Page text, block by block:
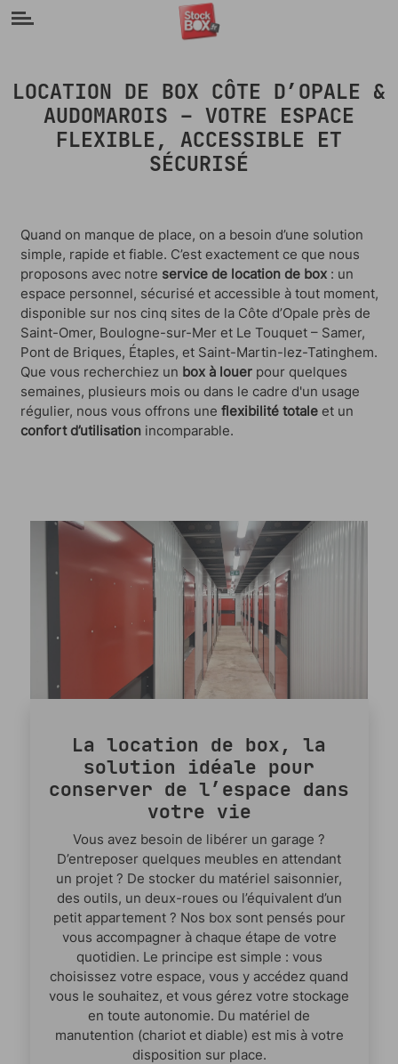
Panneau de gestion des cookies
LOCATION DE BOX CÔTE D’OPALE &
AUDOMAROIS – VOTRE ESPACE
FLEXIBLE, ACCESSIBLE ET
SÉCURISÉ
Quand on manque de place, on a besoin d’une solution
simple, rapide et fiable. C’est exactement ce que nous
proposons avec notre service de location de box: un
espace personnel, sécurisé et accessible à tout moment,
disponible sur nos cinq sites de la Côte d’Opale près de
Saint-Omer, Boulogne-sur-Mer et Le Touquet – Samer,
Pont de Briques, Étaples, et Saint-Martin-lez-Tatinghem.
Que vous recherchiez un box à louerpour quelques
semaines, plusieurs mois ou dans le cadre d'un usage
régulier, nous vous offrons une flexibilité totale et un
confort d’utilisation incomparable.
La location de box, la
solution idéale pour
conserver de l’espace dans
votre vie
Vous avez besoin de libérer un garage ?
D’entreposer quelques meubles en attendant
un projet ? De stocker du matériel saisonnier,
des outils, un deux-roues ou l’équivalent d’un
petit appartement ? Nos box sont pensés pour
vous accompagner à chaque étape de votre
quotidien. Le principe est simple : vous
choisissez votre espace, vous y accédez quand
vous le souhaitez, et vous gérez votre stockage
en toute autonomie. Du matériel de
manutention (chariot et diable) est mis à votre
disposition sur place.